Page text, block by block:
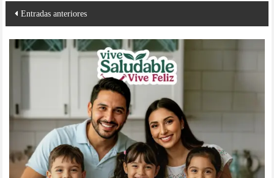
Navegación
de
entradas
Entradas anteriores